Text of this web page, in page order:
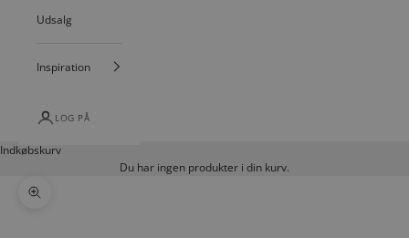
Udsalg
Inspiration
LOG PÅ
Indkøbskurv
Du har ingen produkter i din kurv.
Zoom